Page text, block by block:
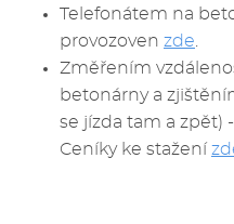
Telefonátem na
provozoven zde
Změřením
betonárny a
se jízda tam a zpět)
Ceníky ke stažení